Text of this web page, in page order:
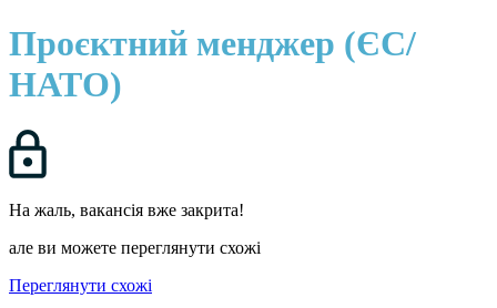
Проєктний менджер (ЄС/
НАТО)
На жаль, вакансія вже закрита!
але ви можете переглянути схожі
Переглянути схожі